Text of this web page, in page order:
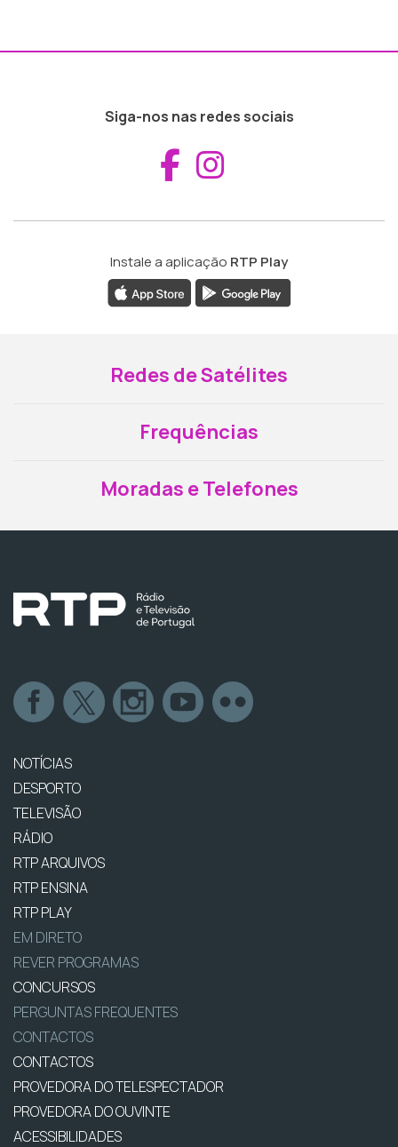
Siga-nos nas redes sociais
Aceder ao
Instale a aplicação RTP Play
Redes de Satélites
Frequências
Moradas e Telefones
NOTÍCIAS
DESPORTO
TELEVISÃO
RÁDIO
RTP ARQUIVOS
RTP ENSINA
RTP PLAY
EM DIRETO
REVER PROGRAMAS
CONCURSOS
PERGUNTAS FREQUENTES
CONTACTOS
CONTACTOS
PROVEDORA DO TELESPECTADOR
PROVEDORA DO OUVINTE
ACESSIBILIDADES